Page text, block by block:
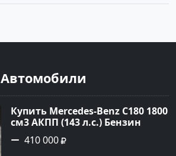
Автомобили
Купить Mercedes-Benz C180 1800
см3 АКПП (143 л.с.) Бензин
инжектор в Тимашевск : цвет
Серебряный Седан 2006 года по
410 000